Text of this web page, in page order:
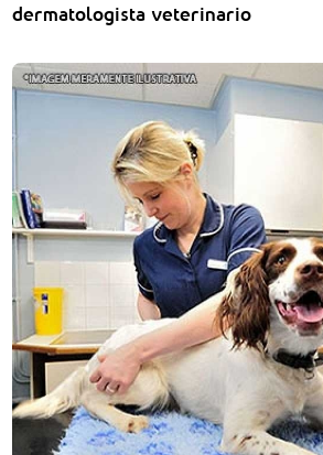
dermatologista veterinario